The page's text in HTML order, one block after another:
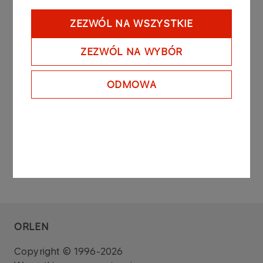
ZEZWÓL NA WSZYSTKIE
ZEZWÓL NA WYBÓR
ODMOWA
Raport sporządzono na podstawie: art. 160 ust. 4
ustawy z dnia 29 lipca 2005 roku o obrocie
instrumentami finansowymi (Dz. U. z 2010 r. Nr 211,
poz. 1384 z późniejszymi zmianami).
Zarząd PKN ORLEN S.A.
ORLEN
Copyright © 1996-2026